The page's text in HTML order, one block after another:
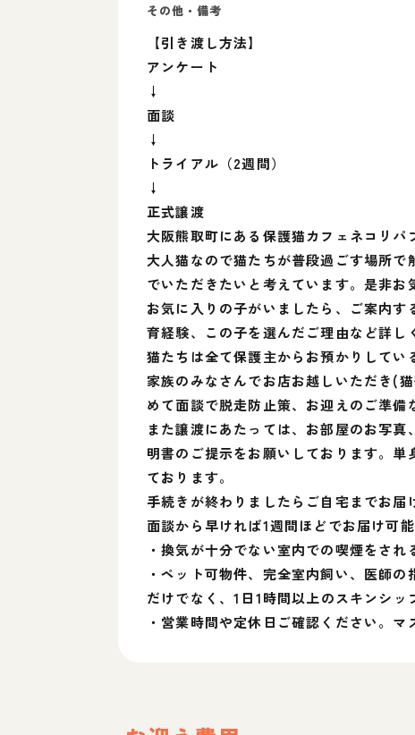
その他・備考
【引き渡し方法】
アンケート
↓
面談
↓
トライアル（2週間）
↓
正式譲渡
大阪熊取町にある保護猫カフェネコリパ
大人猫なので猫たちが普段過ごす場所
でいただきたいと考えています。是非お
お気に入りの子がいましたら、ご案内
育経験、この子を選んだご理由など詳し
猫たちは全て保護主からお預かりしてい
家族のみなさんでお店お越しいただき(
めて面談で脱走防止策、お迎えのご準備
また譲渡にあたっては、お部屋のお写
明書のご提示をお願いしております。
ております。
手続きが終わりましたらご自宅までお届
面談から早ければ1週間ほどでお届け可能
・換気が十分でない室内での喫煙をされ
・ペット可物件、完全室内飼い、医師
だけでなく、1日1時間以上のスキンシ
・営業時間や定休日ご確認ください。マ